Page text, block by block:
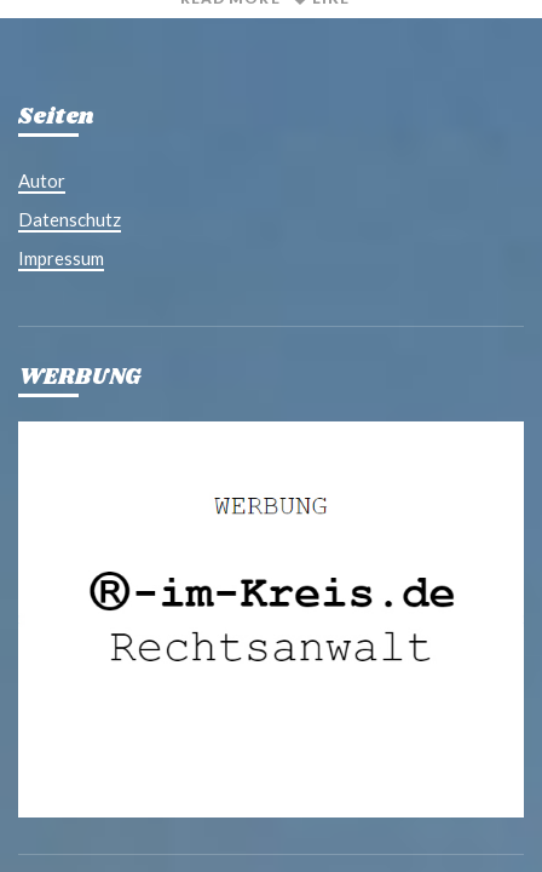
Seiten
Autor
Datenschutz
Impressum
WERBUNG